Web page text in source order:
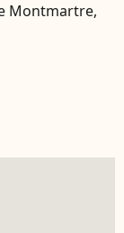
Montmartre,